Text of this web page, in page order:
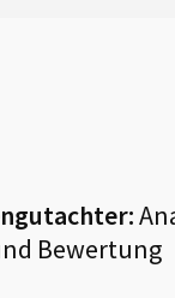
Bewertung